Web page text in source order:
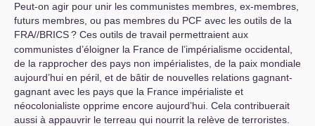
Peut-on agir pour unir les communistes membres, ex-membres,
futurs membres, ou pas membres du PCF avec les outils de la
FRA//BRICS? Ces outils de travail permettraient aux
communistes d’éloigner la France de l’impérialisme occidental,
de la rapprocher des pays non impérialistes, de la paix mondiale
aujourd’hui en péril, et de bâtir de nouvelles relations gagnant-
gagnant avec les pays que la France impérialiste et
néocolonialiste opprime encore aujourd’hui. Cela contribuerait
aussi à appauvrir le terreau qui nourrit la relève de terroristes.